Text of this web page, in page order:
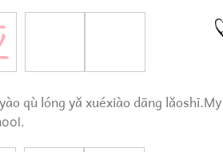
qù lóng yǎ xuéxiào dāng lǎoshī.